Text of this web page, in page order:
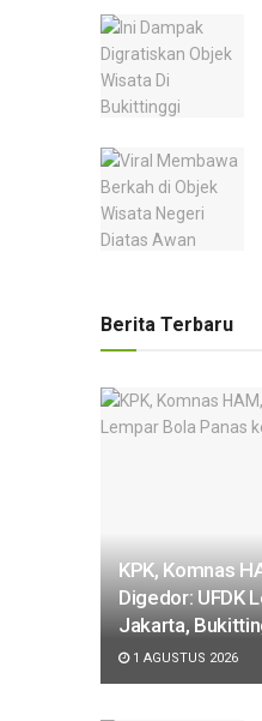
Berita Terbaru
KPK, Komnas
Digedor: UFDK
Jakarta,
1 AGUSTUS 2026